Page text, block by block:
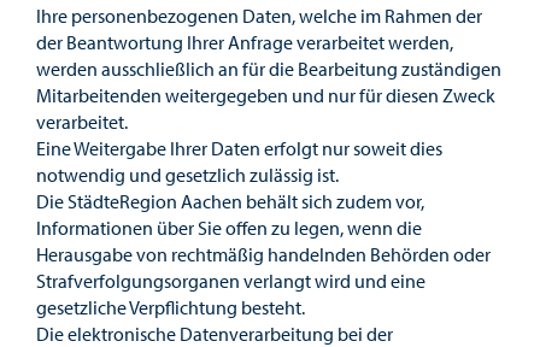
Ihre personenbezogenen Daten, welche im Rahmen der
der Beantwortung Ihrer Anfrage verarbeitet werden,
werden ausschließlich an für die Bearbeitung zuständigen
Mitarbeitenden weitergegeben und nur für diesen Zweck
verarbeitet.
Eine Weitergabe Ihrer Daten erfolgt nur soweit dies
notwendig und gesetzlich zulässig ist.
Die StädteRegion Aachen behält sich zudem vor,
Informationen über Sie offen zu legen, wenn die
Herausgabe von rechtmäßig handelnden Behörden oder
Strafverfolgungsorganen verlangt wird und eine
gesetzliche Verpflichtung besteht.
Die elektronische Datenverarbeitung bei der